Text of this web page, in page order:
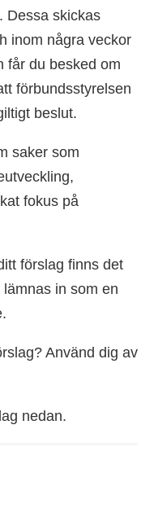
Dessa skickas
inom några veckor
får du besked om
förbundsstyrelsen
beslut.
saker som
fokus på
förslag finns det
in som en
Använd dig av
nedan.